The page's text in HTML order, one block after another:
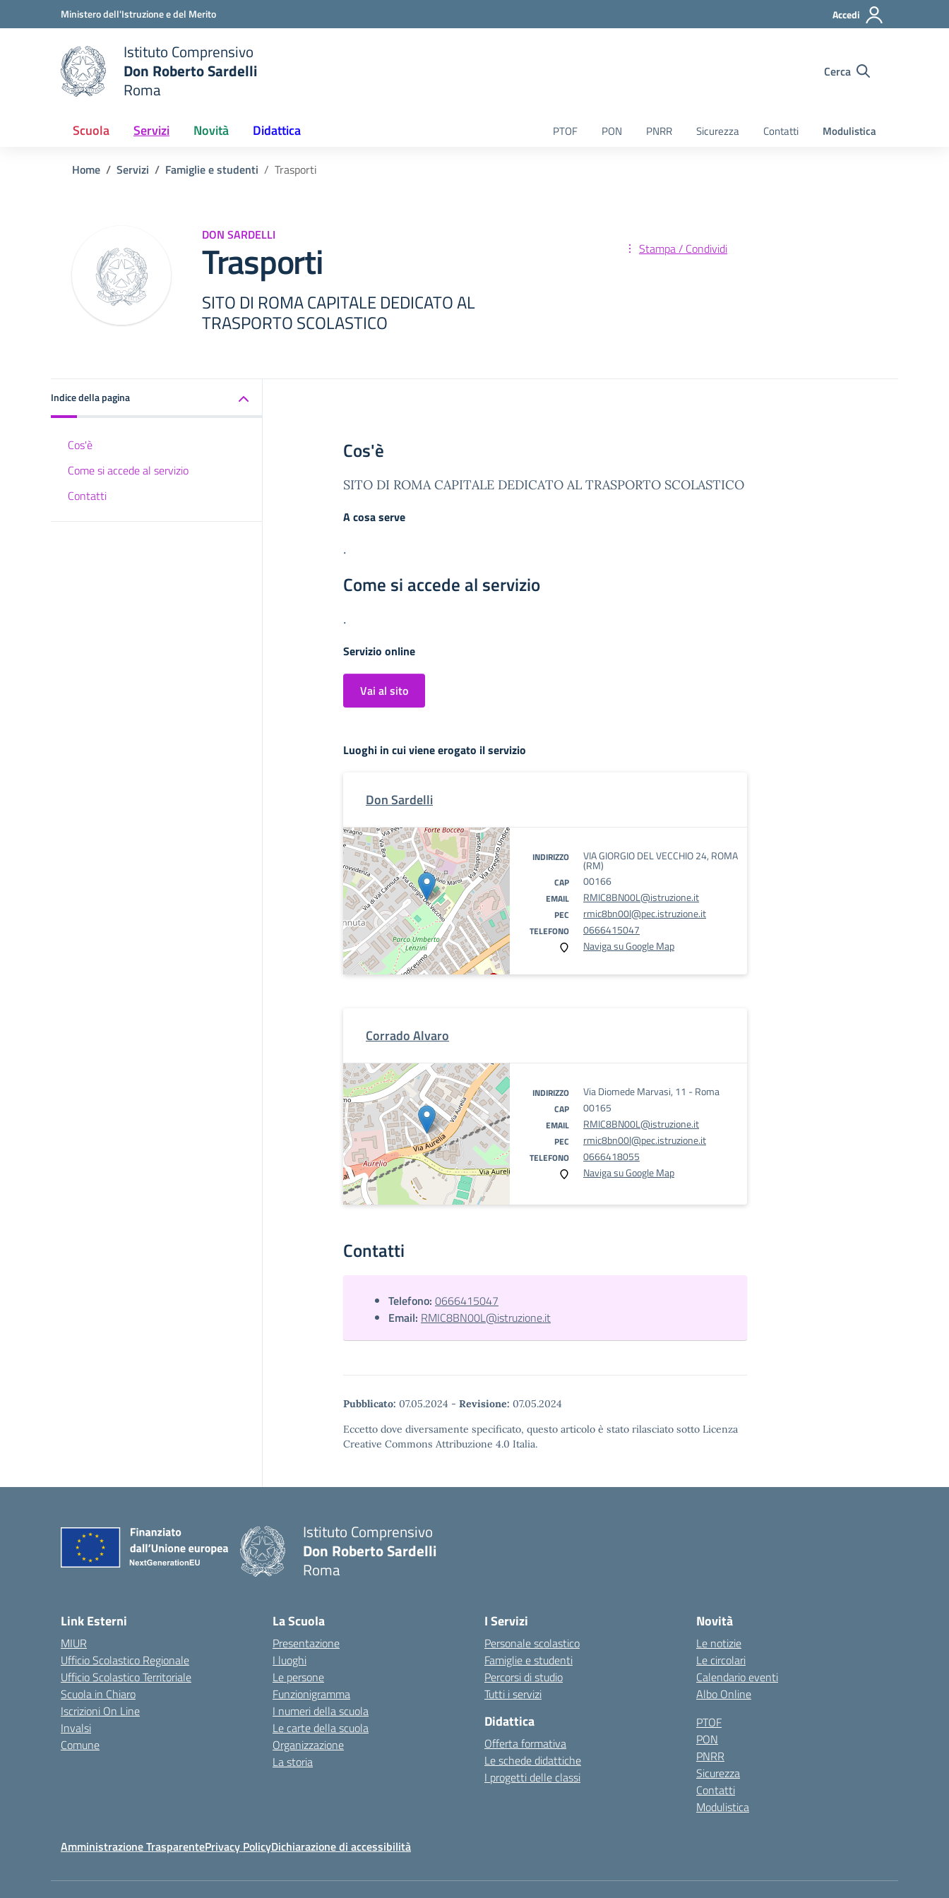
Vai ai contenuti
Vai al menu di navigazioneMinistero dell'Istruzione e del Merito Accedi
scuola
Istituto Comprensivo
Don Roberto Sardelli
Roma
Cerca
Scuola Servizi Novità Didattica PTOF PON PNRR Sicurezza Contatti Modulistica
Home Servizi Famiglie e studenti Trasporti
DON SARDELLI
Trasporti
SITO DI ROMA CAPITALE DEDICATO AL
TRASPORTO SCOLASTICO
Stampa / Condividi
Indice della pagina
Cos'è
Come si accede al servizio
Contatti
Cos'è
SITO DI ROMA CAPITALE DEDICATO AL TRASPORTO SCOLASTICO
A cosa serve
.
Come si accede al servizio
.
Servizio online
Vai al sito
Luoghi in cui viene erogato il servizio
Don Sardelli
INDIRIZZO VIA GIORGIO DEL VECCHIO 24, ROMA
(RM)
CAP 00166
EMAIL RMIC8BN00L@istruzione.it
PEC rmic8bn00l@pec.istruzione.it
TELEFONO
0666415047
Naviga su Google Map
Corrado Alvaro
INDIRIZZO Via Diomede Marvasi, 11 - Roma
CAP 00165
EMAIL RMIC8BN00L@istruzione.it
PEC rmic8bn00l@pec.istruzione.it
TELEFONO
0666418055
Naviga su Google Map
Contatti
Telefono: 0666415047
Email: RMIC8BN00L@istruzione.it
Pubblicato: 07.05.2024 - Revisione: 07.05.2024
Eccetto dove diversamente specificato, questo articolo è stato rilasciato sotto Licenza
Creative Commons Attribuzione 4.0 Italia.
Istituto Comprensivo
Don Roberto Sardelli
Roma
Link Esterni
MIUR
Ufficio Scolastico Regionale
Ufficio Scolastico Territoriale
Scuola in Chiaro
Iscrizioni On Line
Invalsi
Comune
La Scuola
Presentazione
I luoghi
Le persone
Funzionigramma
I numeri della scuola
Le carte della scuola
Organizzazione
La storia
I Servizi
Personale scolastico
Famiglie e studenti
Percorsi di studio
Tutti i servizi
Didattica
Offerta formativa
Le schede didattiche
I progetti delle classi
Novità
Le notizie
Le circolari
Calendario eventi
Albo Online
PTOF
PON
PNRR
Sicurezza
Contatti
Modulistica
Amministrazione TrasparentePrivacy PolicyDichiarazione di accessibilità